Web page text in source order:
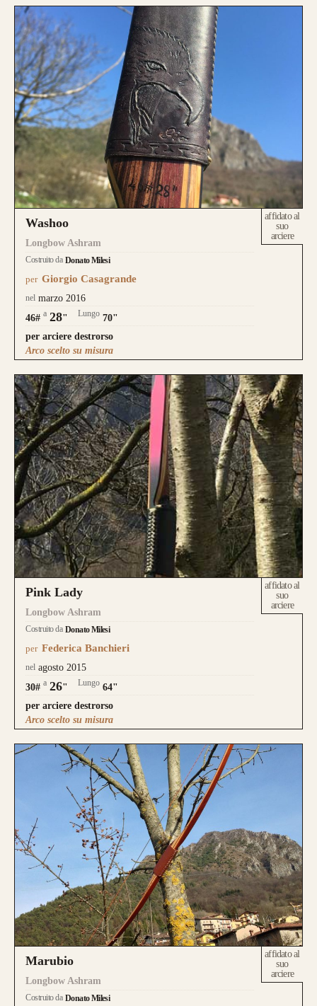
Washoo
Longbow Ashram
Costruito da Donato Milesi
per Giorgio Casagrande
nel marzo 2016
46# a 28" Lungo 70"
per arciere destrorso
affidato al
suo
arciere
Arco scelto su misura
Pink Lady
Longbow Ashram
Costruito da Donato Milesi
per Federica Banchieri
nel agosto 2015
30# a 26" Lungo 64"
per arciere destrorso
affidato al
suo
arciere
Arco scelto su misura
Marubio
Longbow Ashram
Costruito da Donato Milesi
affidato al
suo
arciere